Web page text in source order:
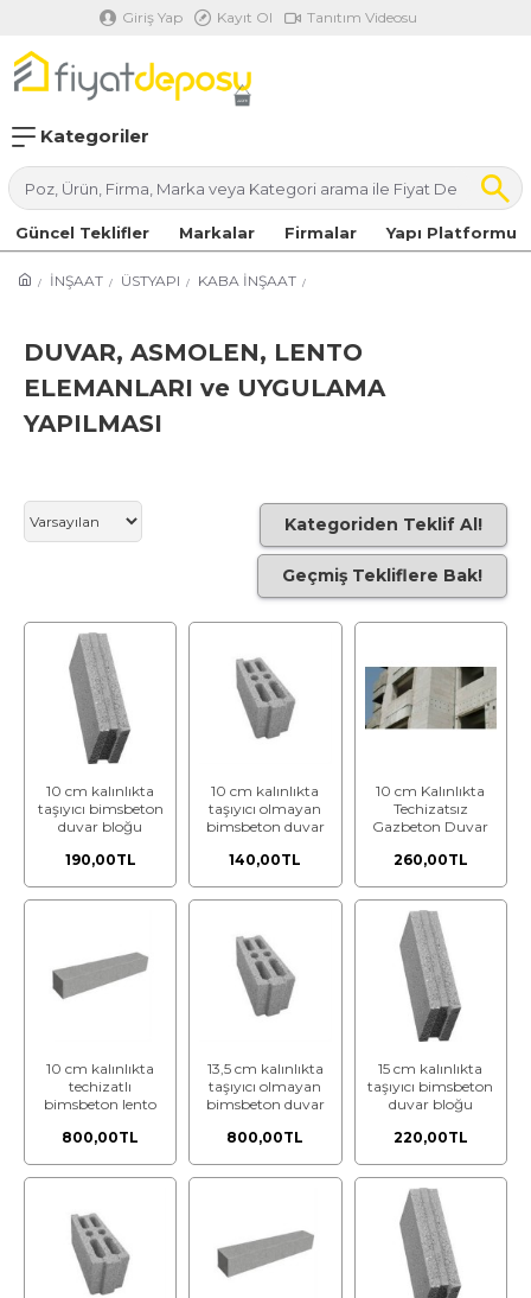
Giriş Yap Kayıt Ol Tanıtım Videosu
Kategoriler
Güncel Teklifler Markalar Firmalar Yapı Platformu
İNŞAAT ÜSTYAPI KABA İNŞAAT
DUVAR, ASMOLEN, LENTO
ELEMANLARI ve UYGULAMA
YAPILMASI
Kategoriden Teklif Al!
Geçmiş Tekliflere Bak!
10 cm kalınlıkta
taşıyıcı bimsbeton
duvar bloğu
190,00TL
10 cm kalınlıkta
taşıyıcı olmayan
bimsbeton duvar
140,00TL
10 cm Kalınlıkta
Techizatsız
Gazbeton Duvar
260,00TL
10 cm kalınlıkta
techizatlı
bimsbeton lento
800,00TL
13,5 cm kalınlıkta
taşıyıcı olmayan
bimsbeton duvar
800,00TL
15 cm kalınlıkta
taşıyıcı bimsbeton
duvar bloğu
220,00TL